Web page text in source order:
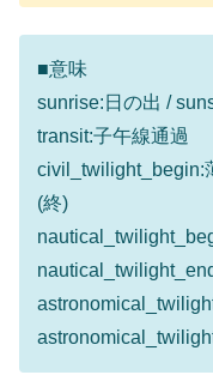
■意味
sunrise:日の出 /
transit:子午線通過
civil_twilight_begin:
(終)